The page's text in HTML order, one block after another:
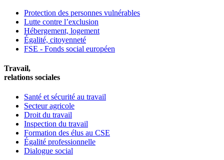
Protection des personnes vulnérables
Lutte contre l’exclusion
Hébergement, logement
Égalité, citoyenneté
FSE - Fonds social européen
Travail,
relations sociales
Santé et sécurité au travail
Secteur agricole
Droit du travail
Inspection du travail
Formation des élus au CSE
Égalité professionnelle
Dialogue social